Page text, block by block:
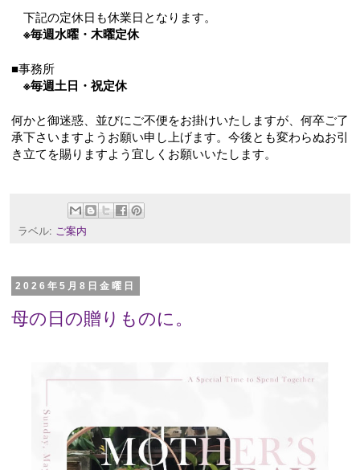
下記の定休日も休業日となります。
※毎週水曜・木曜定休
■事務所
※毎週土日・祝定休
何かと御迷惑、並びにご不便をお掛けいたしますが、何卒ご了
承下さいますようお願い申し上げます。今後とも変わらぬお引
き立てを賜りますよう宜しくお願いいたします。
ラベル: ご案内
2026年5月8日金曜日
母の日の贈りものに。